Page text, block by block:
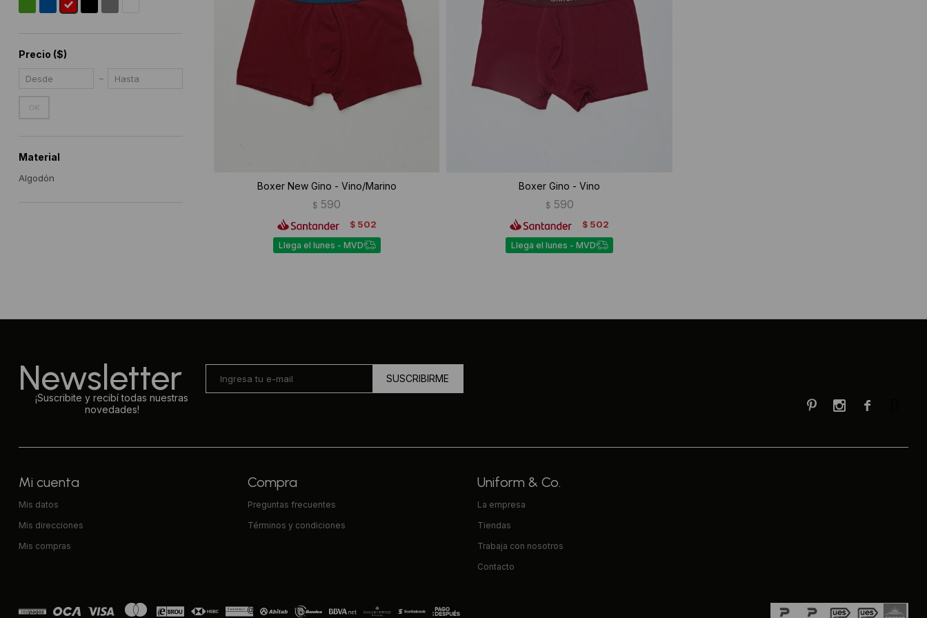
Boxer New Gino - Vino/Marino
$ 590
$ 502
Llega el lunes - MVD
Boxer Gino - Vino
$ 590
$ 502
Llega el lunes - MVD
Precio ($)
Material
Algodón
Newsletter
¡Suscribite y recibí todas nuestras
novedades!
SUSCRIBIRME

 
Mi cuenta
Mis datos
Mis direcciones
Mis compras
Compra
Preguntas frecuentes
Términos y condiciones
Uniform & Co.
La empresa
Tiendas
Trabaja con nosotros
Contacto